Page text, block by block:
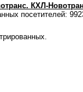
КХЛ-
посетителей: